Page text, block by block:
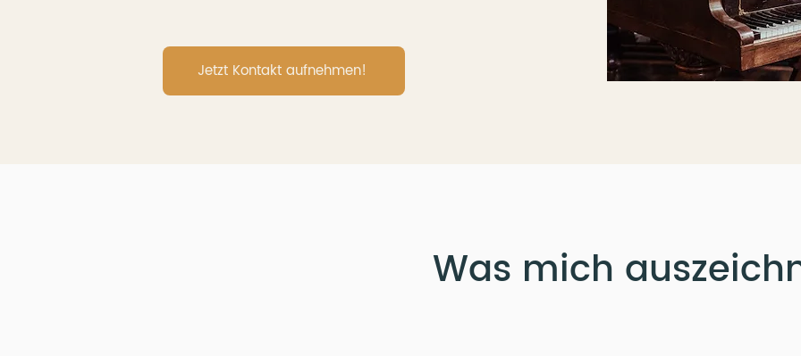
Jetzt Kontakt aufnehmen!
Was mich